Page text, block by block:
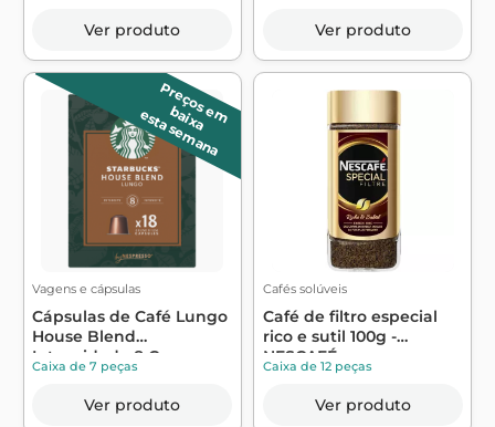
Ver produto Ver produto
P
r
e
ç
o
s
e
m
b
a
ix
a
esta semana
Vagens e cápsulas
Cápsulas de Café Lungo
House Blend
Intensidade 8 Comp...
Caixa de 7 peças
Ver produto
Cafés solúveis
Café de filtro especial
rico e sutil 100g -
NESCAFÉ
Caixa de 12 peças
Ver produto